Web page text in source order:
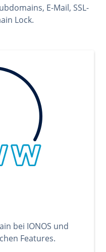
E-Mail, SSL-
Lock.
bei IONOS und
Features.